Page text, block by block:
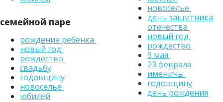
семейной паре
рождение ребенка
новый год
рождество
свадьбу
годовщину
новоселье
юбилей
новоселье
день защитника
отечества
новый год
рождество
9 мая
23 февраля
именины
годовщину
день рождения